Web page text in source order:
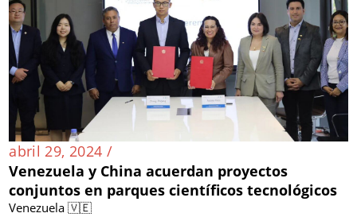
abril 29, 2024 /
Venezuela y China acuerdan proyectos
conjuntos en parques científicos tecnológicos
Venezuela 🇻🇪